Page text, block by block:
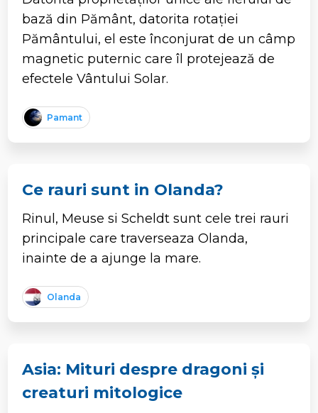
bază din Pământ, datorita rotației
Pământului, el este înconjurat de un câmp
magnetic puternic care îl protejează de
efectele Vântului Solar.
Pamant
Ce rauri sunt in Olanda?
Rinul, Meuse si Scheldt sunt cele trei rauri
principale care traverseaza Olanda,
inainte de a ajunge la mare.
Olanda
Asia: Mituri despre dragoni și
creaturi mitologice